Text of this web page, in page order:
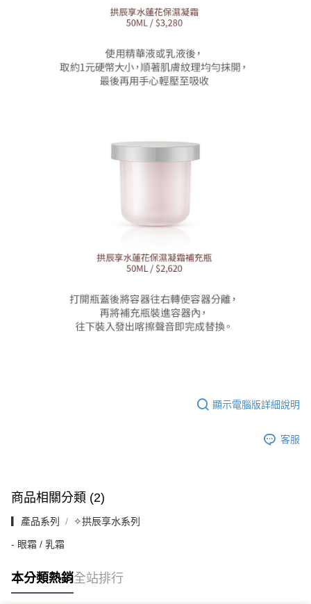
顯示電腦版詳細說明
客服
商品相關分類 (2)
▎產品系列 ✧拱辰享水系列
- 眼霜 / 乳霜
本分類熱銷全站排行